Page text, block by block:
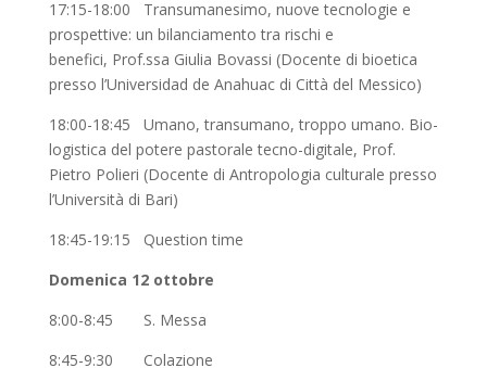
17:15-18:00 Transumanesimo, nuove tecnologie e
prospettive: un bilanciamento tra rischi e
benefici, Prof.ssa Giulia Bovassi (Docente di bioetica
presso l’Universidad de Anahuac di Città del Messico)
18:00-18:45 Umano, transumano, troppo umano. Bio-
logistica del potere pastorale tecno-digitale, Prof.
Pietro Polieri (Docente di Antropologia culturale presso
l’Università di Bari)
18:45-19:15 Question time
Domenica 12 ottobre
8:00-8:45 S. Messa
8:45-9:30 Colazione